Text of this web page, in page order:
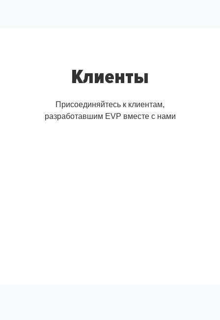
Клиенты
Присоединяйтесь к клиентам,
разработавшим EVP вместе с нами